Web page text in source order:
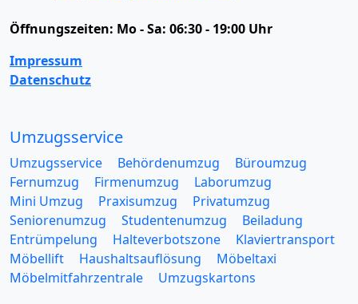
Öffnungszeiten: Mo - Sa: 06:30 - 19:00 Uhr
Impressum
Datenschutz
Umzugsservice
Umzugsservice Behördenumzug
Büroumzug
Fernumzug
Firmenumzug
Laborumzug
Mini Umzug
Praxisumzug
Privatumzug
Seniorenumzug
Studentenumzug
Beiladung
Entrümpelung
Halteverbotszone
Klaviertransport
Möbellift
Haushaltsauflösung
Möbeltaxi
Möbelmitfahrzentrale
Umzugskartons